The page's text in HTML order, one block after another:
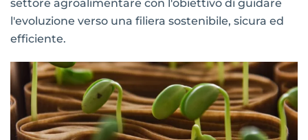
settore agroalimentare con l'obiettivo di guidare
l'evoluzione verso una filiera sostenibile, sicura ed
efficiente.